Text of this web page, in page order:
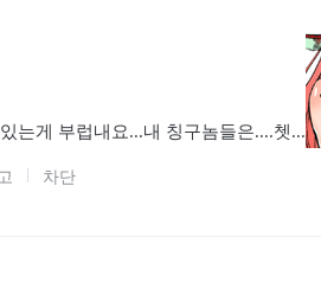
는게 부럽내요...내 칭구놈들은....쳇...
차단